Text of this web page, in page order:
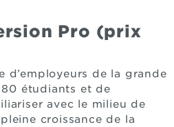
Pro (prix
d’employeurs de la grande
80 étudiants et de
avec le milieu de
croissance de la